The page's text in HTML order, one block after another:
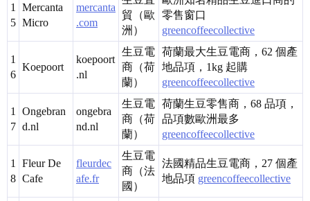
1
5
Mercanta
Micro
mercanta
.com
貿（歐
洲）
零售窗口
greencoffeecollective
1
6
Koepoort
koepoort
.nl
生豆電
商（荷
蘭）
荷蘭最大生豆電商，62 個產
地品項，1kg 起購
greencoffeecollective
1
7
Ongebran
d.nl
ongebra
nd.nl
生豆電
商（荷
蘭）
荷蘭生豆零售商，68 品項，
品項數歐洲最多
greencoffeecollective
1
8
Fleur De
Cafe
fleurdec
afe.fr
生豆電
商（法
國）
法國精品生豆電商，27 個產
地品項 greencoffeecollective